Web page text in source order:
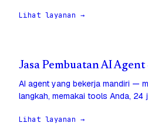
Lihat layanan →
Jasa Pembuatan AI
AI agent yang bekerja mandiri —
langkah, memakai tools Anda, 24
Lihat layanan →